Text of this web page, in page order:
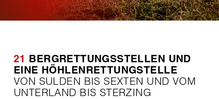
21 BERGRETTUNGSSTELLEN UND
EINE HÖHLENRETTUNGSTELLE
VON SULDEN BIS SEXTEN UND VOM
UNTERLAND BIS STERZING